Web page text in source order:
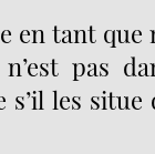
en tant
pas
les